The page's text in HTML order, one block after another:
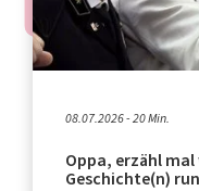
08.07.2026 - 20 Min.
Oppa, erzähl
Geschichte(n)